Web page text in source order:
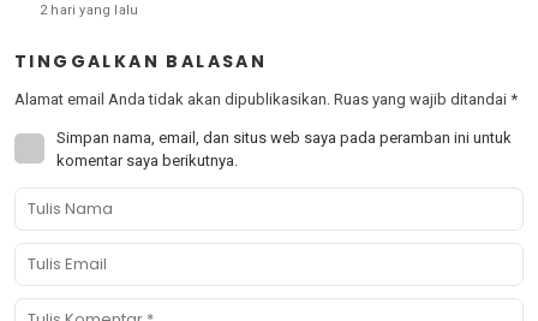
2 hari yang lalu
TINGGALKAN BALASAN
Alamat email Anda tidak akan dipublikasikan. Ruas yang wajib ditandai *
Simpan nama, email, dan situs web saya pada peramban ini untuk
komentar saya berikutnya.